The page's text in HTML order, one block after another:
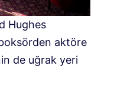
Hughes
aktöre
de uğrak yeri